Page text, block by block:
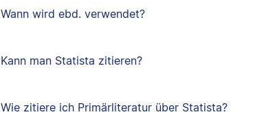
Wann wird ebd. verwendet?
Kann man Statista zitieren?
Wie zitiere ich Primärliteratur über Statista?